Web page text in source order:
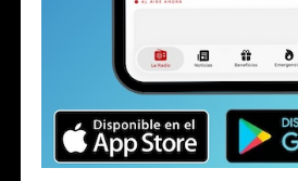
BUSCAR